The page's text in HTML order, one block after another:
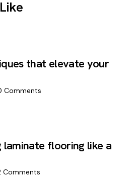
that elevate your
Comments
flooring like a
Comments